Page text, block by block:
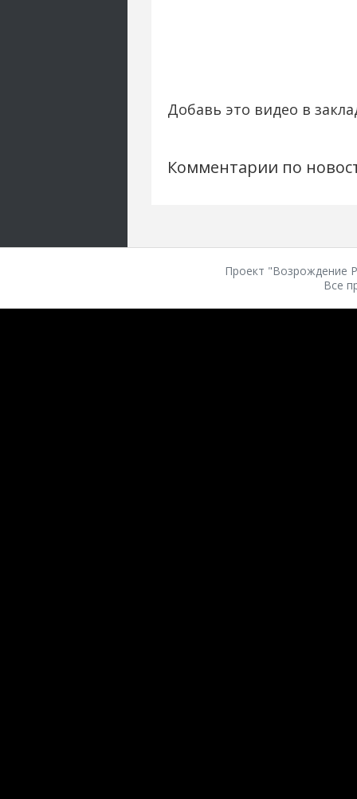
Добавь это видео в
Комментарии по
Проект "Возрождение
Все